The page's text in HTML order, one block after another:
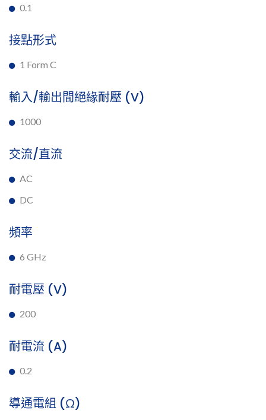
0.1
接點形式
1 Form C
輸入/輸出間絕緣耐壓 (V)
1000
交流/直流
AC
DC
頻率
6 GHz
耐電壓 (V)
200
耐電流 (A)
0.2
導通電組 (Ω)